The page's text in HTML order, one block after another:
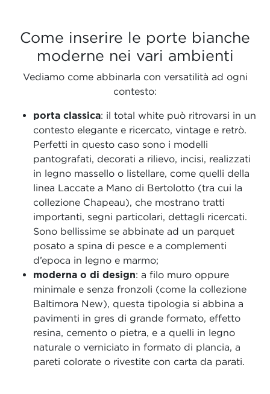
Come inserire le porte bianche
moderne nei vari ambienti
Vediamo come abbinarla con versatilità ad ogni
contesto:
porta classica: il total white può ritrovarsi in un
contesto elegante e ricercato, vintage e retrò.
Perfetti in questo caso sono i modelli
pantografati, decorati a rilievo, incisi, realizzati
in legno massello o listellare, come quelli della
linea Laccate a Mano di Bertolotto (tra cui la
collezione Chapeau), che mostrano tratti
importanti, segni particolari, dettagli ricercati.
Sono bellissime se abbinate ad un parquet
posato a spina di pesce e a complementi
d’epoca in legno e marmo;
moderna o di design: a filo muro oppure
minimale e senza fronzoli (come la collezione
Baltimora New), questa tipologia si abbina a
pavimenti in gres di grande formato, effetto
resina, cemento o pietra, e a quelli in legno
naturale o verniciato in formato di plancia, a
pareti colorate o rivestite con carta da parati.